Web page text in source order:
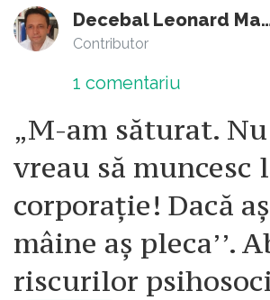
Decebal
Contributor
1 comentariu
„M-am săturat.
vreau să muncesc
corporație! Dacă
mâine aș pleca’’.
riscurilor